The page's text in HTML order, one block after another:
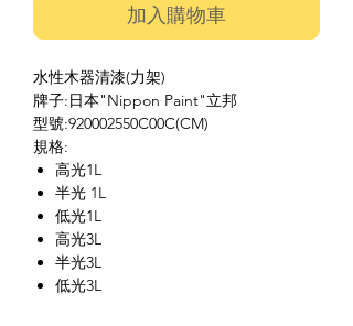
加入購物車
水性木器清漆(力架)
牌子:日本"Nippon Paint"立邦
型號:920002550C00C(CM)
規格:
高光1L
半光 1L
低光1L
高光3L
半光3L
低光3L